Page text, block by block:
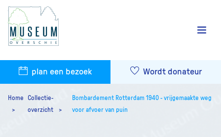
plan een bezoek Wordt donateur
Home
Collectie-
overzicht
Bombardement Rotterdam 1940 - vrijgemaakte weg
voor afvoer van puin